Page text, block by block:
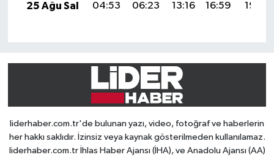
25 Ağu Sal
04:53 06:23 13:16 16:59 19:59
liderhaber.com.tr'de bulunan yazı, video, fotoğraf ve haberlerin
her hakkı saklıdır. İzinsiz veya kaynak gösterilmeden kullanılamaz.
liderhaber.com.tr İhlas Haber Ajansı (İHA), ve Anadolu Ajansı (AA)